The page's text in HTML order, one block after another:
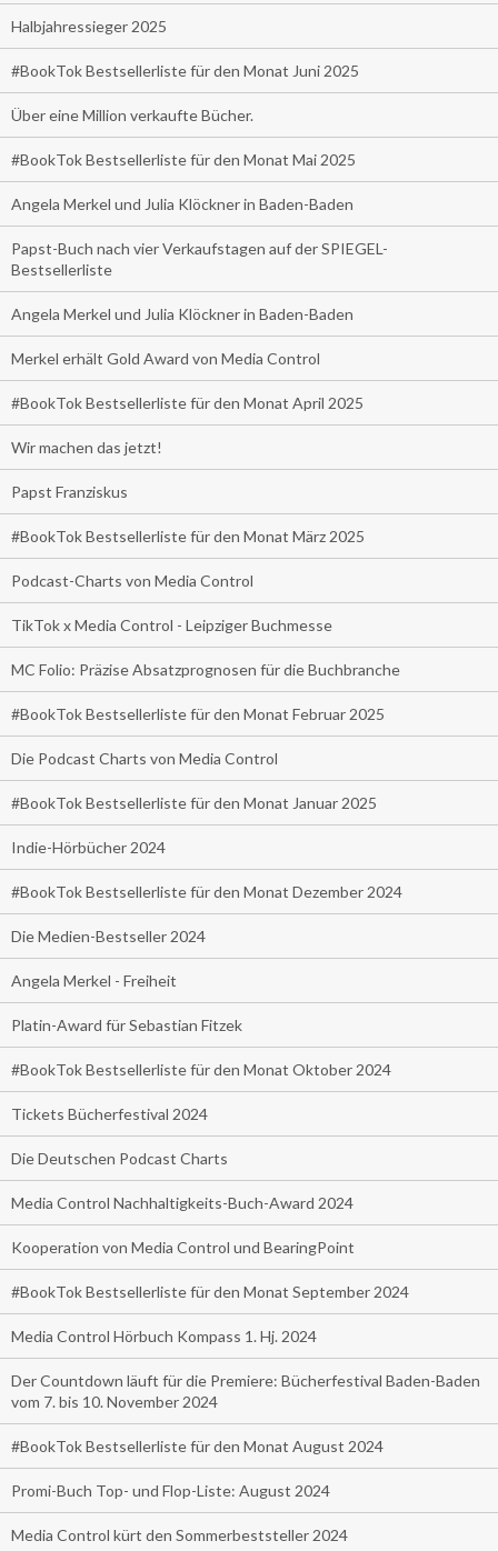
Halbjahressieger 2025
#BookTok Bestsellerliste für den Monat Juni 2025
Über eine Million verkaufte Bücher.
#BookTok Bestsellerliste für den Monat Mai 2025
Angela Merkel und Julia Klöckner in Baden-Baden
Papst-Buch nach vier Verkaufstagen auf der SPIEGEL-
Bestsellerliste
Angela Merkel und Julia Klöckner in Baden-Baden
Merkel erhält Gold Award von Media Control
#BookTok Bestsellerliste für den Monat April 2025
Wir machen das jetzt!
Papst Franziskus
#BookTok Bestsellerliste für den Monat März 2025
Podcast-Charts von Media Control
TikTok x Media Control - Leipziger Buchmesse
MC Folio: Präzise Absatzprognosen für die Buchbranche
#BookTok Bestsellerliste für den Monat Februar 2025
Die Podcast Charts von Media Control
#BookTok Bestsellerliste für den Monat Januar 2025
Indie-Hörbücher 2024
#BookTok Bestsellerliste für den Monat Dezember 2024
Die Medien-Bestseller 2024
Angela Merkel - Freiheit
Platin-Award für Sebastian Fitzek
#BookTok Bestsellerliste für den Monat Oktober 2024
Tickets Bücherfestival 2024
Die Deutschen Podcast Charts
Media Control Nachhaltigkeits-Buch-Award 2024
Kooperation von Media Control und BearingPoint
#BookTok Bestsellerliste für den Monat September 2024
Media Control Hörbuch Kompass 1. Hj. 2024
Der Countdown läuft für die Premiere: Bücherfestival Baden-Baden
vom 7. bis 10. November 2024
#BookTok Bestsellerliste für den Monat August 2024
Promi-Buch Top- und Flop-Liste: August 2024
Media Control kürt den Sommerbeststeller 2024